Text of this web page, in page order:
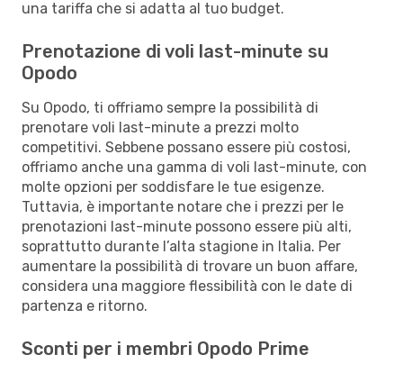
una tariffa che si adatta al tuo budget.
Prenotazione di voli last-minute su
Opodo
Su Opodo, ti offriamo sempre la possibilità di
prenotare voli last-minute a prezzi molto
competitivi. Sebbene possano essere più costosi,
offriamo anche una gamma di voli last-minute, con
molte opzioni per soddisfare le tue esigenze.
Tuttavia, è importante notare che i prezzi per le
prenotazioni last-minute possono essere più alti,
soprattutto durante l’alta stagione in Italia. Per
aumentare la possibilità di trovare un buon affare,
considera una maggiore flessibilità con le date di
partenza e ritorno.
Sconti per i membri Opodo Prime